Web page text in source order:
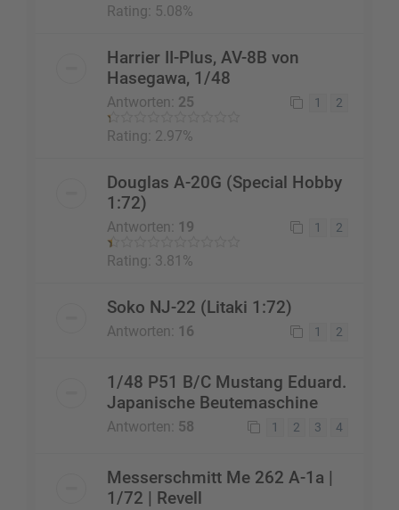
Rating: 5.08%
Harrier II-Plus, AV-8B von
Hasegawa, 1/48
Antworten: 25 1 2
Rating: 2.97%
Douglas A-20G (Special Hobby
1:72)
Antworten: 19 1 2
Rating: 3.81%
Soko NJ-22 (Litaki 1:72)
Antworten: 16 1 2
1/48 P51 B/C Mustang Eduard.
Japanische Beutemaschine
Antworten: 58 1 2 3 4
Messerschmitt Me 262 A-1a |
1/72 | Revell